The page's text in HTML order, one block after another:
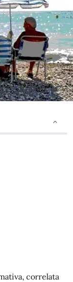
correlata